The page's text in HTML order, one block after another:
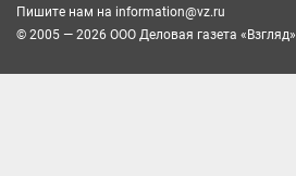
Пишите нам на information@vz.ru
© 2005 — 2026 ООО Деловая газета «Взгляд»